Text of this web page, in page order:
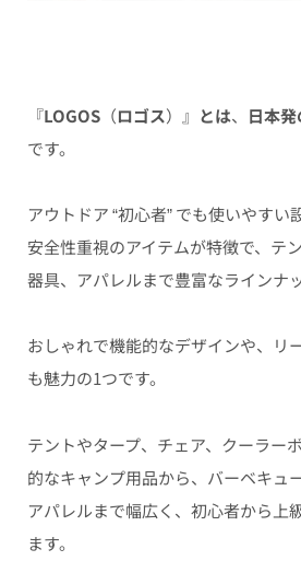
『LOGOS（ロゴス）』 とは、
日本
です。
アウトドア “初心者” でも使いやすい
安全性重視のアイテムが特徴で、テ
器具、アパレルまで豊富なラインナ
おしゃれで機能的なデザインや、リ
も魅力の1つです。
テントやタープ、チェア、クーラー
的なキャンプ用品から、バーベキュ
アパレルまで幅広く、初心者から上
ます。